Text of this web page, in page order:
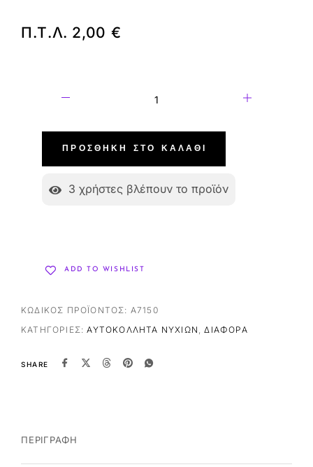
Π.Τ.Λ. 2,00 €
ΠΡΟΣΘΉΚΗ ΣΤΟ ΚΑΛΆΘΙ
3 χρήστες βλέπουν το προϊόν
ADD TO WISHLIST
ΚΩΔΙΚΌΣ ΠΡΟΪΌΝΤΟΣ: A7150
ΚΑΤΗΓΟΡΊΕΣ:ΑΥΤΟΚΌΛΛΗΤΑ ΝΥΧΙΏΝ ,ΔΙΆΦΟΡΑ
SHARE
ΠΕΡΙΓΡΑΦΉ